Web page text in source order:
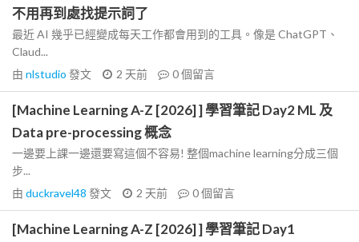
不用再到處找提示詞了
最近 AI 幾乎已經變成每天工作都會用到的工具。像是 ChatGPT、
Claud...
由 nlstudio 發文 2 天前 0個留言
[Machine Learning A-Z [2026] ] 學習筆記 Day2 ML 及
Data pre-processing 概念
一邊要上課一邊還要寫這個不容易! 整個machine learning分成三個
步...
由 duckravel48 發文 2 天前 0個留言
[Machine Learning A-Z [2026] ] 學習筆記 Day1